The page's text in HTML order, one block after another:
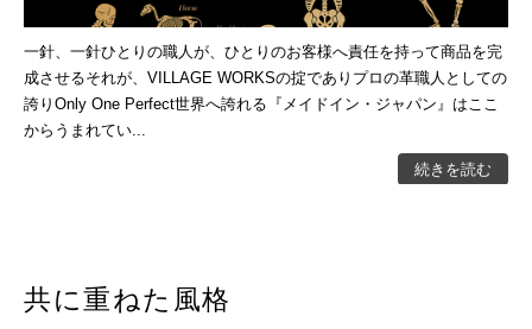
一針、一針ひとりの職人が、ひとりのお客様へ責任を持って商品を完
成させるそれが、VILLAGE WORKSの掟でありプロの革職人としての
誇りOnly One Perfect世界へ誇れる『メイドイン・ジャパン』はここ
からうまれてい...
続きを読む
共に重ねた風格